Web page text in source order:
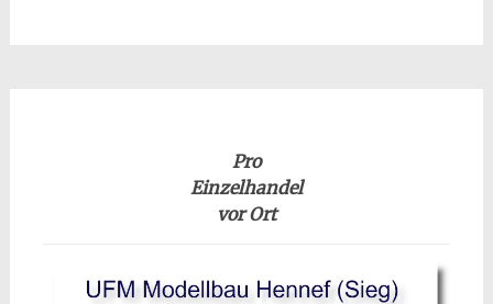
Pro
Einzelhandel
vor Ort